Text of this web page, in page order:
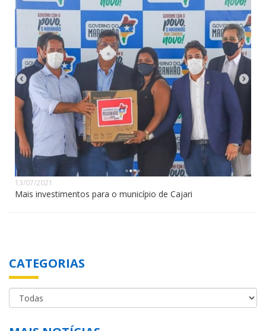
13/07/2021
Mais investimentos para o município de Cajari
CATEGORIAS